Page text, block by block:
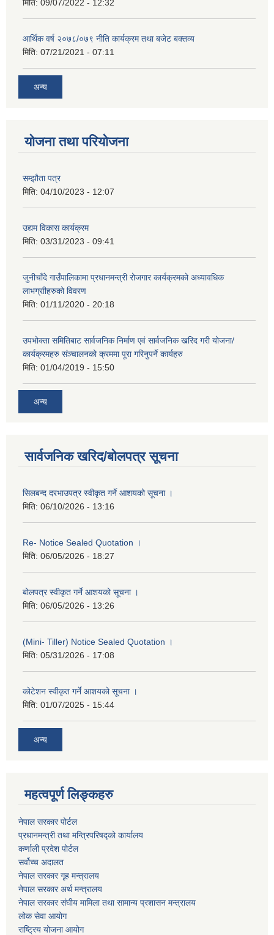
मिति: 09/07/2022 - 12:32
आर्थिक वर्ष २०७८/०७९ नीति कार्यक्रम तथा बजेट बक्तव्य
मिति: 07/21/2021 - 07:11
अन्य
योजना तथा परियोजना
सम्झौता पत्र
मिति: 04/10/2023 - 12:07
उद्यम विकास कार्यक्रम
मिति: 03/31/2023 - 09:41
जुनीचाँदे गाउँपालिकामा प्रधानमन्‍त्री रोजगार कार्यक्रमको अध्यावधिक
लाभग्राीहरुको विवरण
मिति: 01/11/2020 - 20:18
उपभोक्ता समितिबाट सार्वजनिक निर्माण एवं सार्वजनिक खरिद गरी योजना/
कार्यक्रमहरु संञ्‍चालनको क्रममा पूरा गरिनुपर्ने कार्यहरु
मिति: 01/04/2019 - 15:50
अन्य
सार्वजनिक खरिद/बोलपत्र सूचना
सिलबन्द दरभाउपत्र स्वीकृत गर्ने आशयको सूचना ।
मिति: 06/10/2026 - 13:16
Re- Notice Sealed Quotation ।
मिति: 06/05/2026 - 18:27
बोलपत्र स्वीकृत गर्ने आशयको सूचना ।
मिति: 06/05/2026 - 13:26
(Mini- Tiller) Notice Sealed Quotation ।
मिति: 05/31/2026 - 17:08
कोटेशन स्वीकृत गर्ने आशयको सूचना ।
मिति: 01/07/2025 - 15:44
अन्य
महत्वपूर्ण लिङ्कहरु
नेपाल सरकार पोर्टल
प्रधानमन्‍‍त्री तथा मन्‍त्रिपरिषद्को कार्यालय
कर्णाली प्रदेश पोर्टल
सर्वोच्‍च अदालत
नेपाल सरकार गृह मन्‍‍‍त्रालय
नेपाल सरकार अर्थ मन्‍त्रालय
नेपाल सरकार संघीय मामिला तथा सामान्य प्रशासन मन्‍त्रालय
लोक सेवा आयोग
राष्‍ट्रिय योजना आयोग